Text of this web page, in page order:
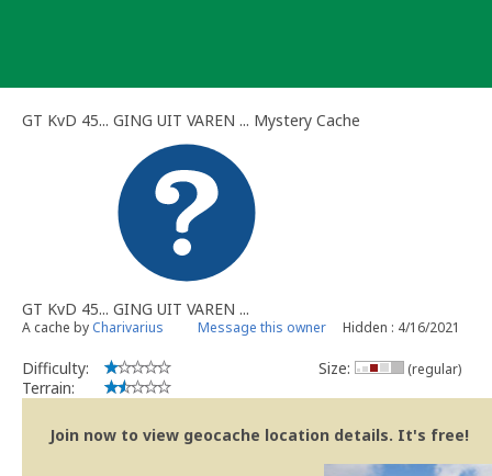
GT KvD 45... GING UIT VAREN ... Mystery Cache
GT KvD 45... GING UIT VAREN ...
A cache by Charivarius Message this owner Hidden : 4/16/2021
Difficulty:
Terrain:
Size: (regular)
Join now to view geocache location details. It's free!